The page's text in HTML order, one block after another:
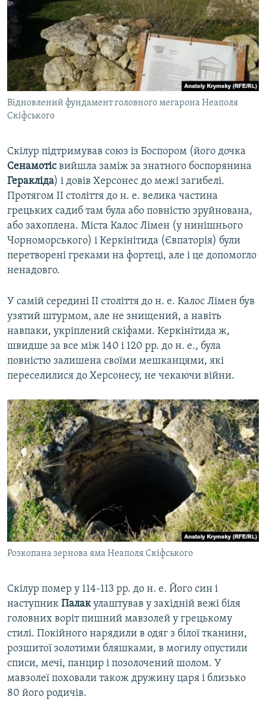
Відновлений фундамент головного мегарона Неаполя
Скіфського
Скілур підтримував союз із Боспором (його дочка
Сенамотісвийшла заміж за знатного боспорянина
Геракліда) і довів Херсонес до межі загибелі.
Протягом II століття до н. е. велика частина
грецьких садиб там була або повністю зруйнована,
або захоплена. Міста Калос Лімен (у нинішнього
Чорноморського) і Керкінітида (Євпаторія) були
перетворені греками на фортеці, але і це допомогло
ненадовго.
У самій середині II століття до н. е. Калос Лімен був
узятий штурмом, але не знищений, а навіть
навпаки, укріплений скіфами. Керкінітида ж,
швидше за все між 140 і 120 рр. до н. е., була
повністю залишена своїми мешканцями, які
переселилися до Херсонесу, не чекаючи війни.
Розкопана зернова яма Неаполя Скіфського
Скілур помер у 114-113 рр. до н. е. Його син і
наступник Палакулаштував у західній вежі біля
головних воріт пишний мавзолей у грецькому
стилі. Покійного нарядили в одяг з білої тканини,
розшитої золотими бляшками, в могилу опустили
списи, мечі, панцир і позолочений шолом. У
мавзолеї поховали також дружину царя і близько
80 його родичів.